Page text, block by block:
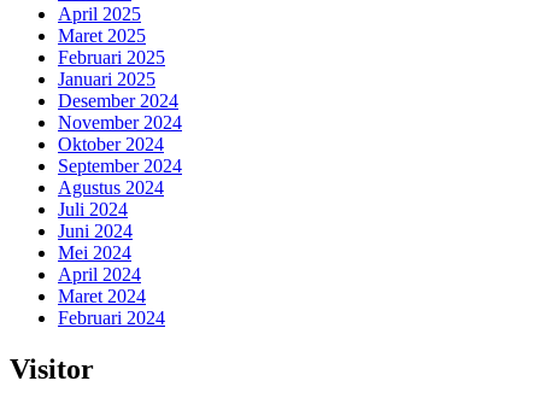
April 2025
Maret 2025
Februari 2025
Januari 2025
Desember 2024
November 2024
Oktober 2024
September 2024
Agustus 2024
Juli 2024
Juni 2024
Mei 2024
April 2024
Maret 2024
Februari 2024
Visitor